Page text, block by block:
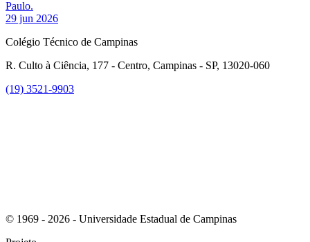
Paulo.
29 jun 2026
Colégio Técnico de Campinas
R. Culto à Ciência, 177 - Centro, Campinas - SP, 13020-060
(19) 3521-9903
© 1969 - 2026 - Universidade Estadual de Campinas